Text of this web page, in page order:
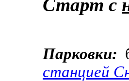
Старт с
Парковки:
станцией